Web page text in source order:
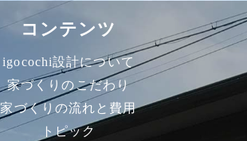
コンテンツ
igocochi設計について
家づくりのこだわり
家づくりの流れと費用
トピック